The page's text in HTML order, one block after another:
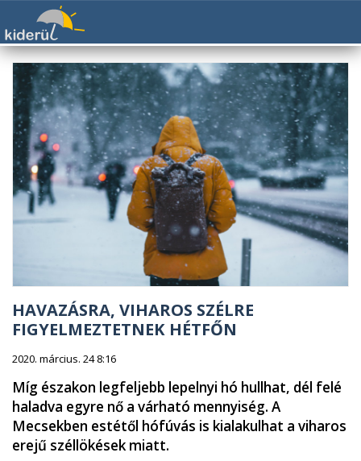
HAVAZÁSRA, VIHAROS SZÉLRE
FIGYELMEZTETNEK HÉTFŐN
2020. március. 24 8:16
Míg északon legfeljebb lepelnyi hó hullhat, dél felé
haladva egyre nő a várható mennyiség. A
Mecsekben estétől hófúvás is kialakulhat a viharos
erejű széllökések miatt.